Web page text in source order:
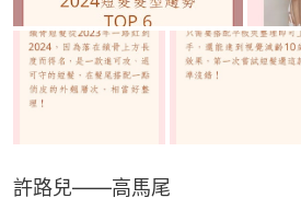
許路兒——高馬尾